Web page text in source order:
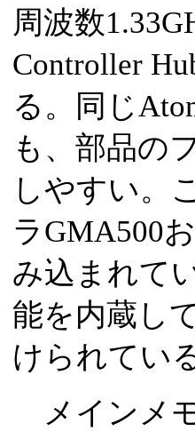
周波数
Controller
る。同じ
も、部品の
しやすい。
ラGMA500
み込まれて
能を内蔵し
けられてい
メインメ